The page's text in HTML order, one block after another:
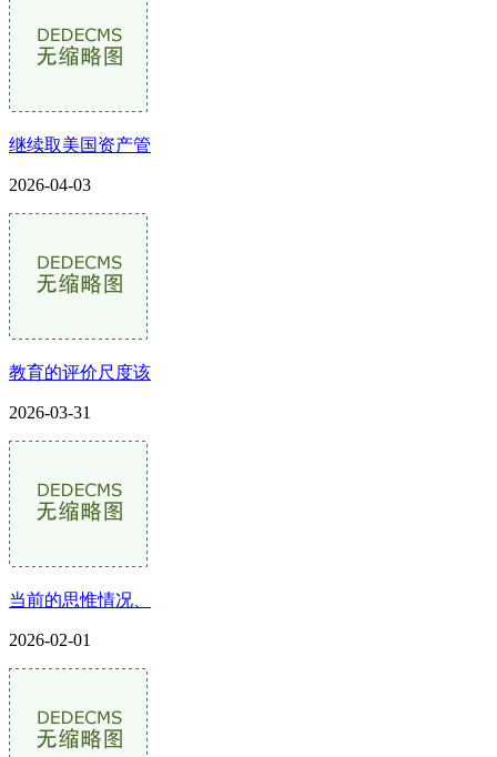
继续取美国资产管
2026-04-03
教育的评价尺度该
2026-03-31
当前的思惟情况、
2026-02-01